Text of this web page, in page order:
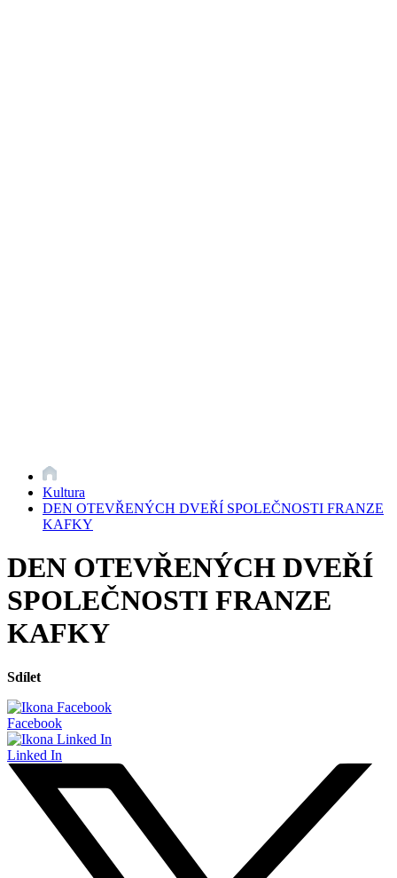
Kultura
DEN OTEVŘENÝCH DVEŘÍ SPOLEČNOSTI FRANZE
KAFKY
DEN OTEVŘENÝCH DVEŘÍ
SPOLEČNOSTI FRANZE
KAFKY
Sdílet
Facebook
Linked In